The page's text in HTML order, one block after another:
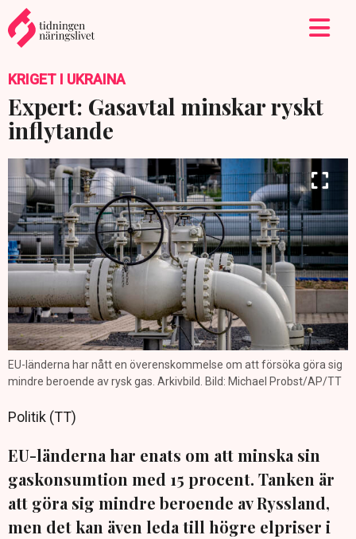
KRIGET I UKRAINA
Expert: Gasavtal minskar ryskt
inflytande
EU-länderna har nått en överenskommelse om att försöka göra sig
mindre beroende av rysk gas. Arkivbild. Bild: Michael Probst/AP/TT
Politik (TT)
EU-länderna har enats om att minska sin
gaskonsumtion med 15 procent. Tanken är
att göra sig mindre beroende av Ryssland,
men det kan även leda till högre elpriser i